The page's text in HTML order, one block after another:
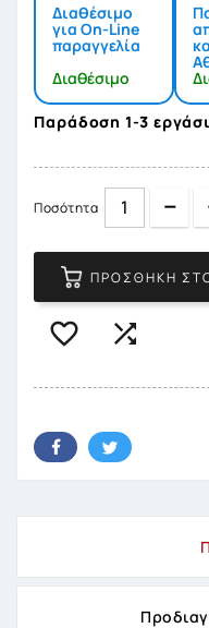
Διαθέσιμο
για On-Line
παραγγελία
Διαθέσιμο
Παράδοση 1-3
Ποσότητα
ΠΡΟΣΘΉΚΗ
 